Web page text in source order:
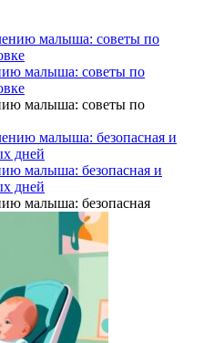
малыша: советы по
малыша: советы по
малыша: безопасная и
дней
малыша: безопасная